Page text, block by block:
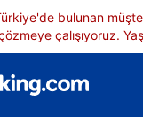
bulunan
çalışıyoruz.